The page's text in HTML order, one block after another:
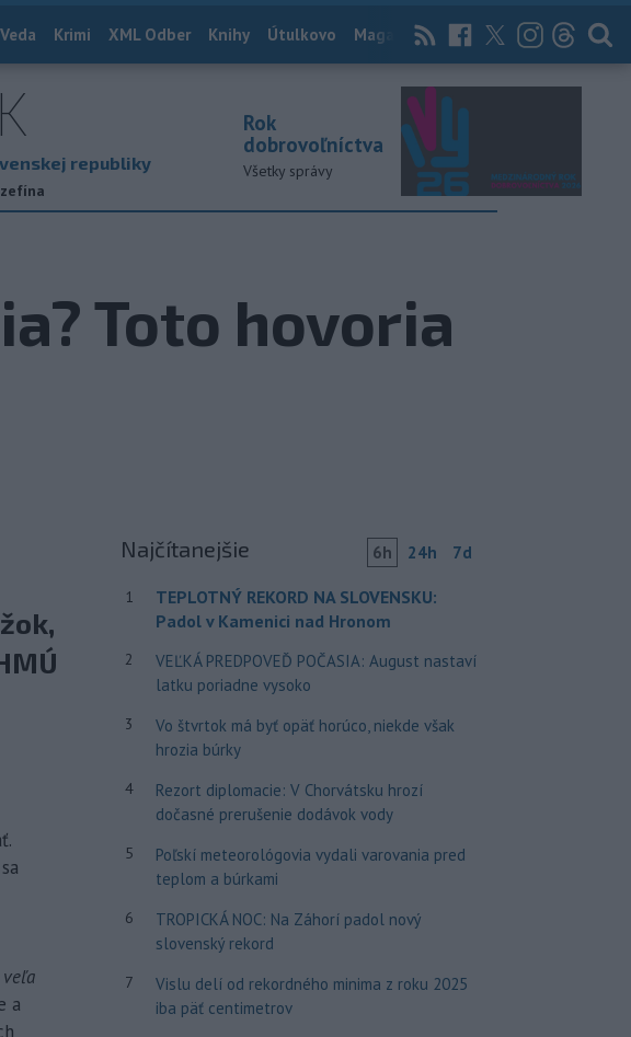
Veda Krimi XML Odber Knihy Útulkovo Magazín News Now Archív
republiky
Rok
dobrovoľníctva
Všetky správy
Toto hovoria
a
Najčítanejšie 6h 24h 7d
1
TEPLOTNÝ REKORD NA SLOVENSKU:
Padol v Kamenici nad Hronom
2
VEĽKÁ PREDPOVEĎ POČASIA: August nastaví
latku poriadne vysoko
3
Vo štvrtok má byť opäť horúco, niekde však
hrozia búrky
4
Rezort diplomacie: V Chorvátsku hrozí
dočasné prerušenie dodávok vody
5
Poľskí meteorológovia vydali varovania pred
teplom a búrkami
6
TROPICKÁ NOC: Na Záhorí padol nový
slovenský rekord
7
Vislu delí od rekordného minima z roku 2025
iba päť centimetrov